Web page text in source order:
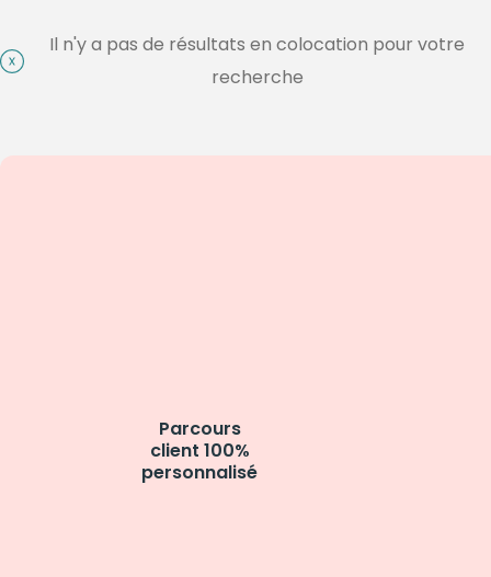
Il n'y a pas de résultats en colocation pour votre
recherche
Parcours
client 100%
personnalisé